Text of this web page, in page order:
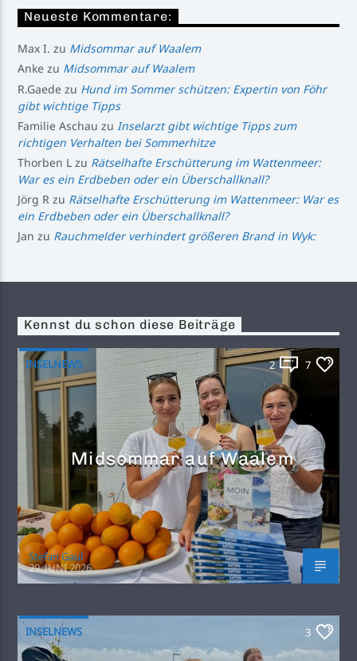
Neueste Kommentare:
Max I. zu Midsommar auf Waalem
Anke zu Midsommar auf Waalem
R.Gaede zu Hund im Sommer schützen: Expertin von Föhr
gibt wichtige Tipps
Familie Aschau zu Inselarzt gibt wichtige Tipps zum
richtigen Verhalten bei Sommerhitze
Thorben L zu Rätselhafte Erschütterung im Wattenmeer:
War es ein Erdbeben oder ein Überschallknall?
Jörg R zu Rätselhafte Erschütterung im Wattenmeer: War es
ein Erdbeben oder ein Überschallknall?
Jan zu Rauchmelder verhindert größeren Brand in Wyk:
Kennst du schon diese Beiträge
INSELNEWS 2 7
Midsommar auf Waalem
Stefan Gaul
29. JUNI 2026
INSELNEWS 3